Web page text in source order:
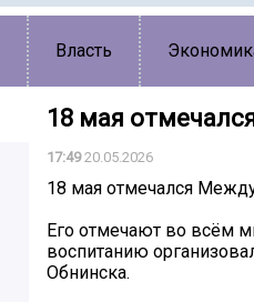
Власть
18 мая
17:4920.05.2026
18 мая отмечался
Его отмечают во всём
воспитанию
Обнинска.